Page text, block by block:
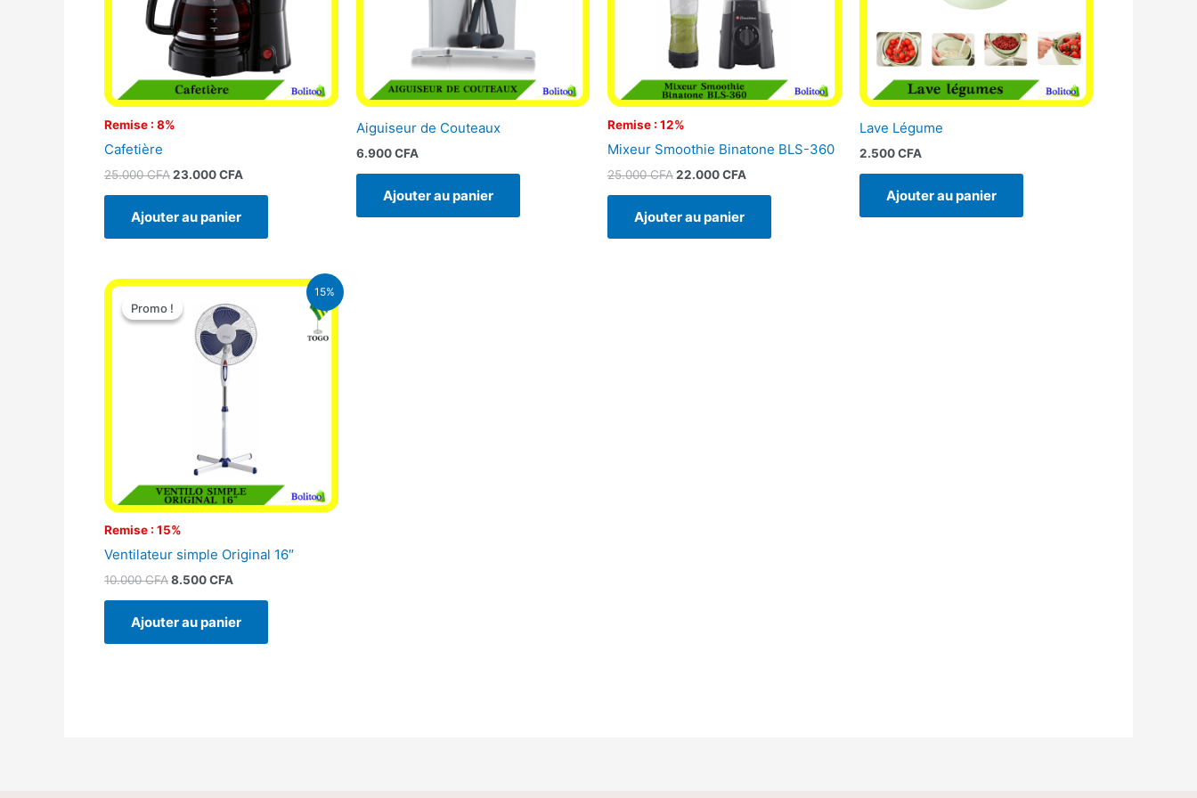
Remise : 8%
Cafetière
25.000CFA23.000CFA
Ajouter au panier
Aiguiseur de Couteaux
6.900CFA
Ajouter au panier
Remise : 12%
Mixeur Smoothie Binatone BLS-360
25.000CFA22.000CFA
Ajouter au panier
Lave Légume
2.500CFA
Ajouter au panier
15%
Promo !
Remise : 15%
Promo !
Ventilateur simple Original 16″
10.000CFA
Le
initial
était :
10.000 CFA.
8.500CFA
Le
actuel
est :
8.500 CFA.
Ajouter au panier